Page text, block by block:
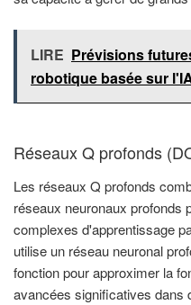
LIRE Prévisions
robotique basée sur
Réseaux Q profonds
Les réseaux Q profonds
réseaux neuronaux profonds
complexes d'apprentissage
utilise un réseau neuronal
fonction pour approximer la
avancées significatives dans